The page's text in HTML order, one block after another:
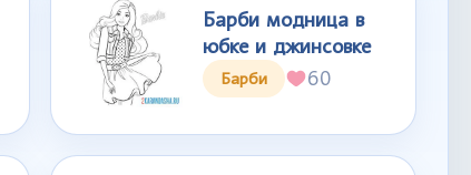
Барби модница в
юбке и джинсовке
Барби 60